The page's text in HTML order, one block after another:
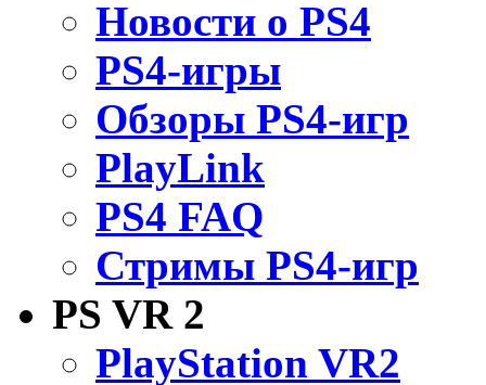
Новости о PS4
PS4-игры
Обзоры PS4-игр
PlayLink
PS4 FAQ
Стримы PS4-игр
PS VR 2
PlayStation VR2